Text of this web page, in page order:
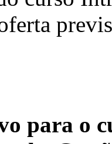
para o